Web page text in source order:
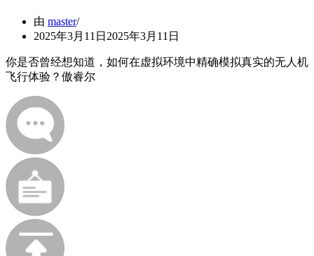
由 master
2025年3月11日 2025年3月11日
你是否曾经想知道，如何在虚拟环境中精确模拟真实的无人机
飞行体验？傲睿尔